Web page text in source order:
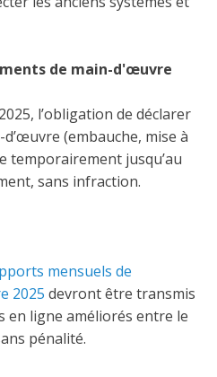
pour des travaux
illégales
électrique
et des documents
pour des travaux
documents
qualification
main-d’œuvre
obligatoire (FCO)
de formation des
de main-d'œuvre
l’obligation de déclarer
(embauche, mise à
temporairement jusqu’au
sans infraction.
mensuels de
2025 devront être transmis
en ligne améliorés entre le
pénalité.